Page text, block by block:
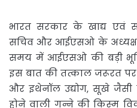
भारत सरकार के खाद्य एवं
सचिव और आईएसओ के अध्यक्ष
समय में आईएसओ की बड़ी
इस बात की तत्काल जरूरत
और इथेनॉल उद्योग, सूखे जैसी
होने वाली गन्ने की किस्‍म